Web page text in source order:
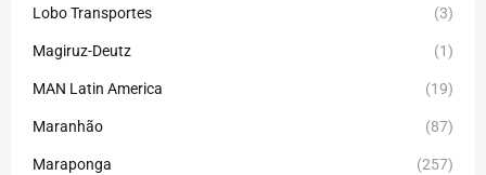
Lobo Transportes (3)
Magiruz-Deutz (1)
MAN Latin America (19)
Maranhão (87)
Maraponga (257)